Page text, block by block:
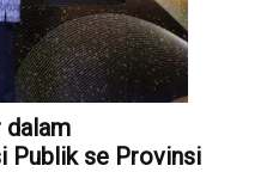
dalam
Publik se Provinsi